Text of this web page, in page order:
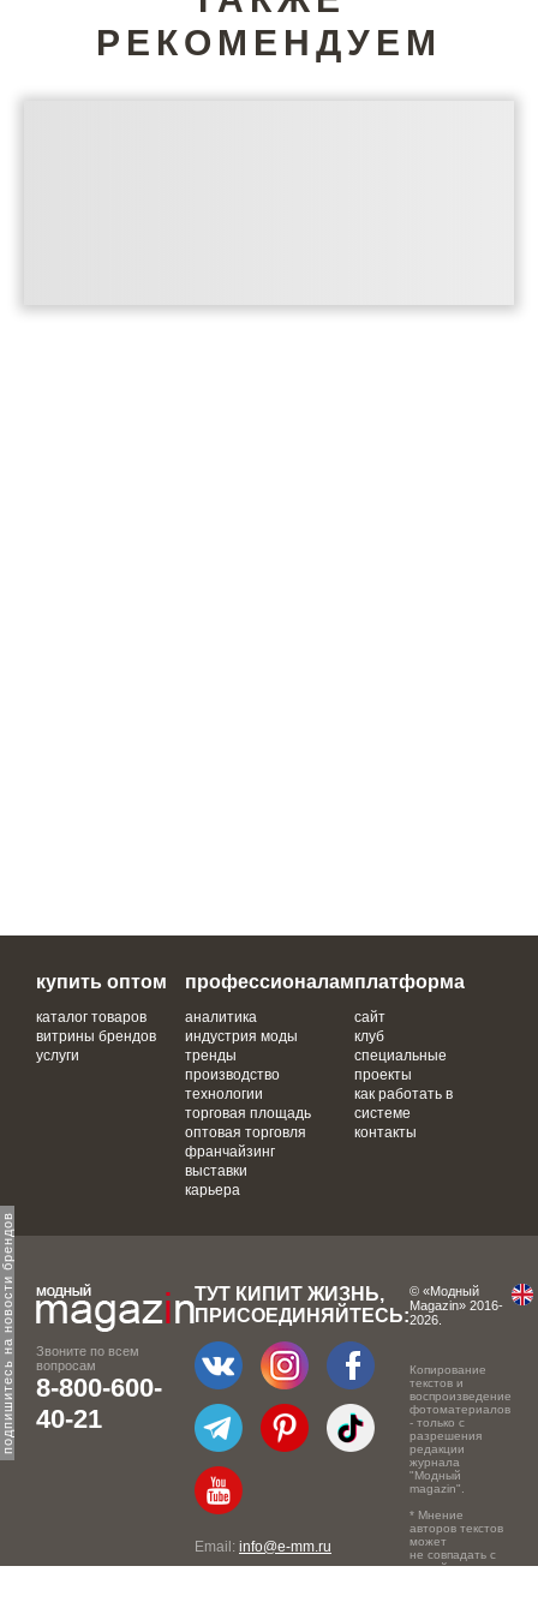
подпишитесь на новости брендов
РЕКОМЕНДУЕМ
купить оптом
каталог товаров
витрины брендов
услуги
профессионалам
аналитика
индустрия моды
тренды
производство
технологии
торговая площадь
оптовая торговля
франчайзинг
выставки
карьера
платформа
сайт
клуб
специальные
проекты
как работать в
системе
контакты
Звоните по всем
вопросам
8-800-600-
40-21
ТУТ КИПИТ ЖИЗНЬ,
ПРИСОЕДИНЯЙТЕСЬ:
Email: info@e-mm.ru
© «Модный
Magazin» 2016-
2026.
Копирование
текстов и
воспроизведение
фотоматериалов
- только с
разрешения
редакции
журнала
"Модный
magazin".
* Мнение
авторов текстов
может
не совпадать с
точкой зрения